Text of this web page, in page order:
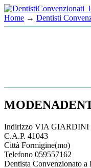
Home → Dentisti
Indirizzo VIA GIARDINI
C.A.P. 41043
Città Formigine(mo)
Telefono 059557162
Dentista Convenzionato